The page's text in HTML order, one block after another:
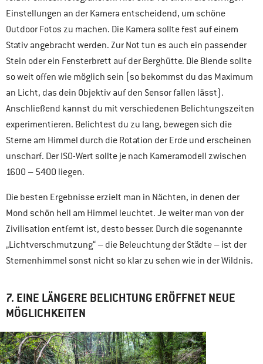
Einstellungen an der Kamera entscheidend, um schöne
Outdoor Fotos zu machen. Die Kamera sollte fest auf einem
Stativ angebracht werden. Zur Not tun es auch ein passender
Stein oder ein Fensterbrett auf der Berghütte. Die Blende sollte
so weit offen wie möglich sein (so bekommst du das Maximum
an Licht, das dein Objektiv auf den Sensor fallen lässt).
Anschließend kannst du mit verschiedenen Belichtungszeiten
experimentieren. Belichtest du zu lang, bewegen sich die
Sterne am Himmel durch die Rotation der Erde und erscheinen
unscharf. Der ISO-Wert sollte je nach Kameramodell zwischen
1600 – 5400 liegen.
Die besten Ergebnisse erzielt man in Nächten, in denen der
Mond schön hell am Himmel leuchtet. Je weiter man von der
Zivilisation entfernt ist, desto besser. Durch die sogenannte
„Lichtverschmutzung“ – die Beleuchtung der Städte – ist der
Sternenhimmel sonst nicht so klar zu sehen wie in der Wildnis.
7. EINE LÄNGERE BELICHTUNG ERÖFFNET NEUE
MÖGLICHKEITEN